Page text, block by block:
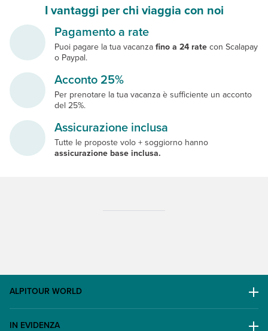
I vantaggi per chi viaggia con noi
Pagamento a rate
Puoi pagare la tua vacanzafino a 24 ratecon Scalapay
o Paypal.
Acconto 25%
Per prenotare la tua vacanza è sufficiente un acconto
del 25%.
Assicurazione inclusa
Tutte le proposte volo + soggiorno hanno
assicurazione base inclusa.
ALPITOUR WORLD
AWARD
IN EVIDENZA